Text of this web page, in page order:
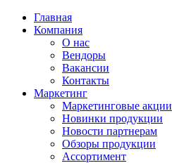
Главная
Компания
О нас
Вендоры
Вакансии
Контакты
Маркетинг
Маркетинговые акции
Новинки продукции
Новости партнерам
Обзоры продукции
Ассортимент